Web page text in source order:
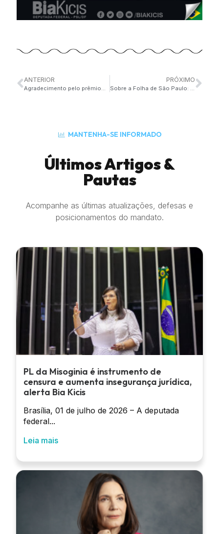
ANTERIOR
Agradecimento pelo prêmio…
PRÓXIMO
Sobre a Folha de São Paulo: ASSISTA AQUI:
MANTENHA-SE INFORMADO
Últimos Artigos &
Pautas
Acompanhe as últimas atualizações, defesas e
posicionamentos do mandato.
PL da Misoginia é instrumento de
censura e aumenta insegurança jurídica,
alerta Bia Kicis
Brasília, 01 de julho de 2026 – A deputada
federal...
Leia mais